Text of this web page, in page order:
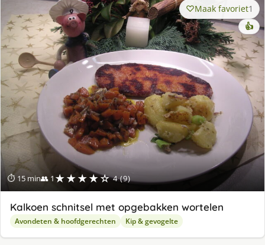
⏱ 15 min👥 1 ★★★★☆ 4 (9)
Maak favoriet1
👍
Kalkoen schnitsel met opgebakken wortelen
Avondeten & hoofdgerechten Kip & gevogelte